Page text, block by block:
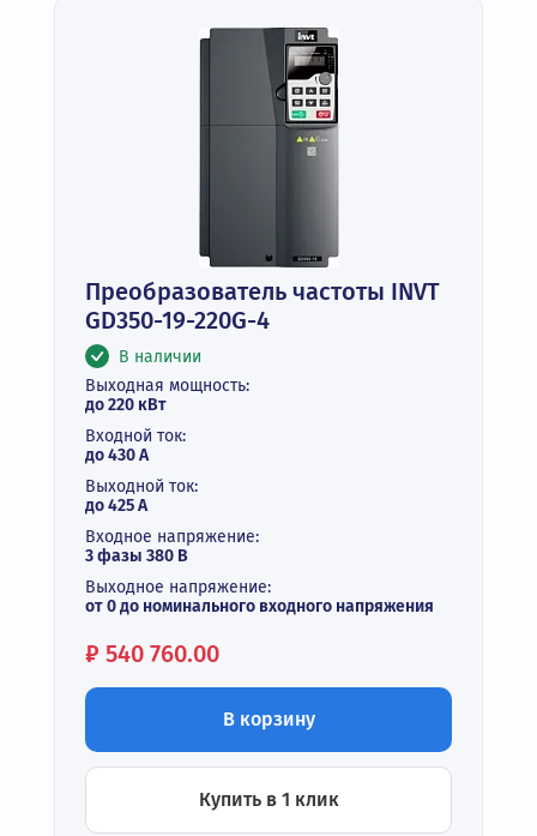
Преобразователь частоты INVT
GD350-19-220G-4
В наличии
Выходная мощность:
до 220 кВт
Входной ток:
до 430 А
Выходной ток:
до 425 А
Входное напряжение:
3 фазы 380 В
Выходное напряжение:
от 0 до номинального входного напряжения
Цена:
₽ 540 760.00
В корзину
Купить в 1 клик